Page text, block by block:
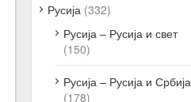
Русија (332)
Русија – Русија и свет
(150)
Русија – Русија и Србија
(178)